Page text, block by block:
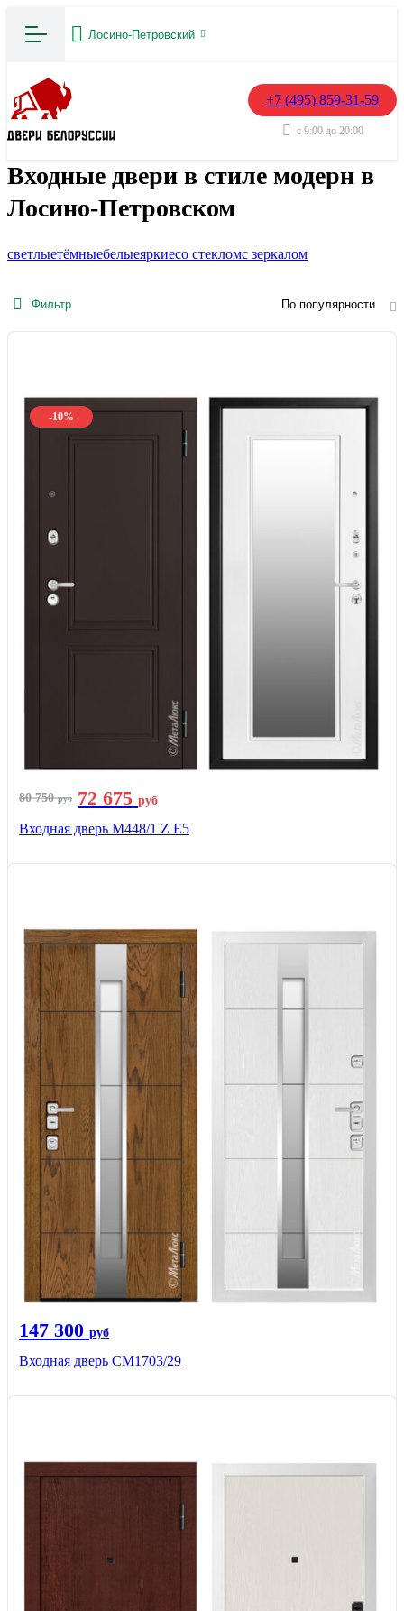
Лосино-Петровский
+7 (495) 859-31-59
с 9:00 до 20:00
Входные двери в стиле модерн в
Лосино-Петровском
светлыетёмныебелыеяркиесо стекломс зеркалом
Фильтр По популярности
-10%
80 750руб 72 675 руб
Входная дверь М448/1 Z Е5
147 300 руб
Входная дверь СМ1703/29